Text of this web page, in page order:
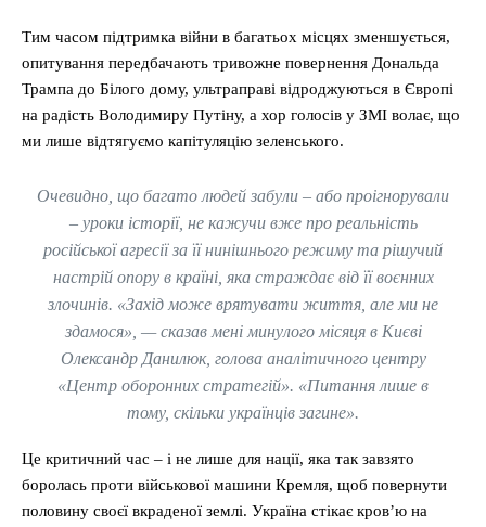
Тим часом підтримка війни в багатьох місцях зменшується,
опитування передбачають тривожне повернення Дональда
Трампа до Білого дому, ультраправі відроджуються в Європі
на радість Володимиру Путіну, а хор голосів у ЗМІ волає, що
ми лише відтягуємо капітуляцію зеленського.
Очевидно, що багато людей забули – або проігнорували
– уроки історії, не кажучи вже про реальність
російської агресії за її нинішнього режиму та рішучий
настрій опору в країні, яка страждає від її воєнних
злочинів. «Захід може врятувати життя, але ми не
здамося», — сказав мені минулого місяця в Києві
Олександр Данилюк, голова аналітичного центру
«Центр оборонних стратегій». «Питання лише в
тому, скільки українців загине».
Це критичний час – і не лише для нації, яка так завзято
боролась проти військової машини Кремля, щоб повернути
половину своєї вкраденої землі. Україна стікає кров’ю на